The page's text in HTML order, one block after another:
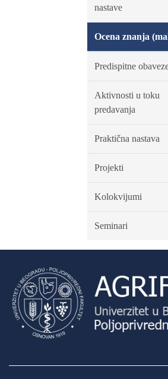
nastave
Ocena znanja
Predispitne
Aktivnosti u toku
predavanja
Praktična nastava
Projekti
Kolokvijumi
Seminari